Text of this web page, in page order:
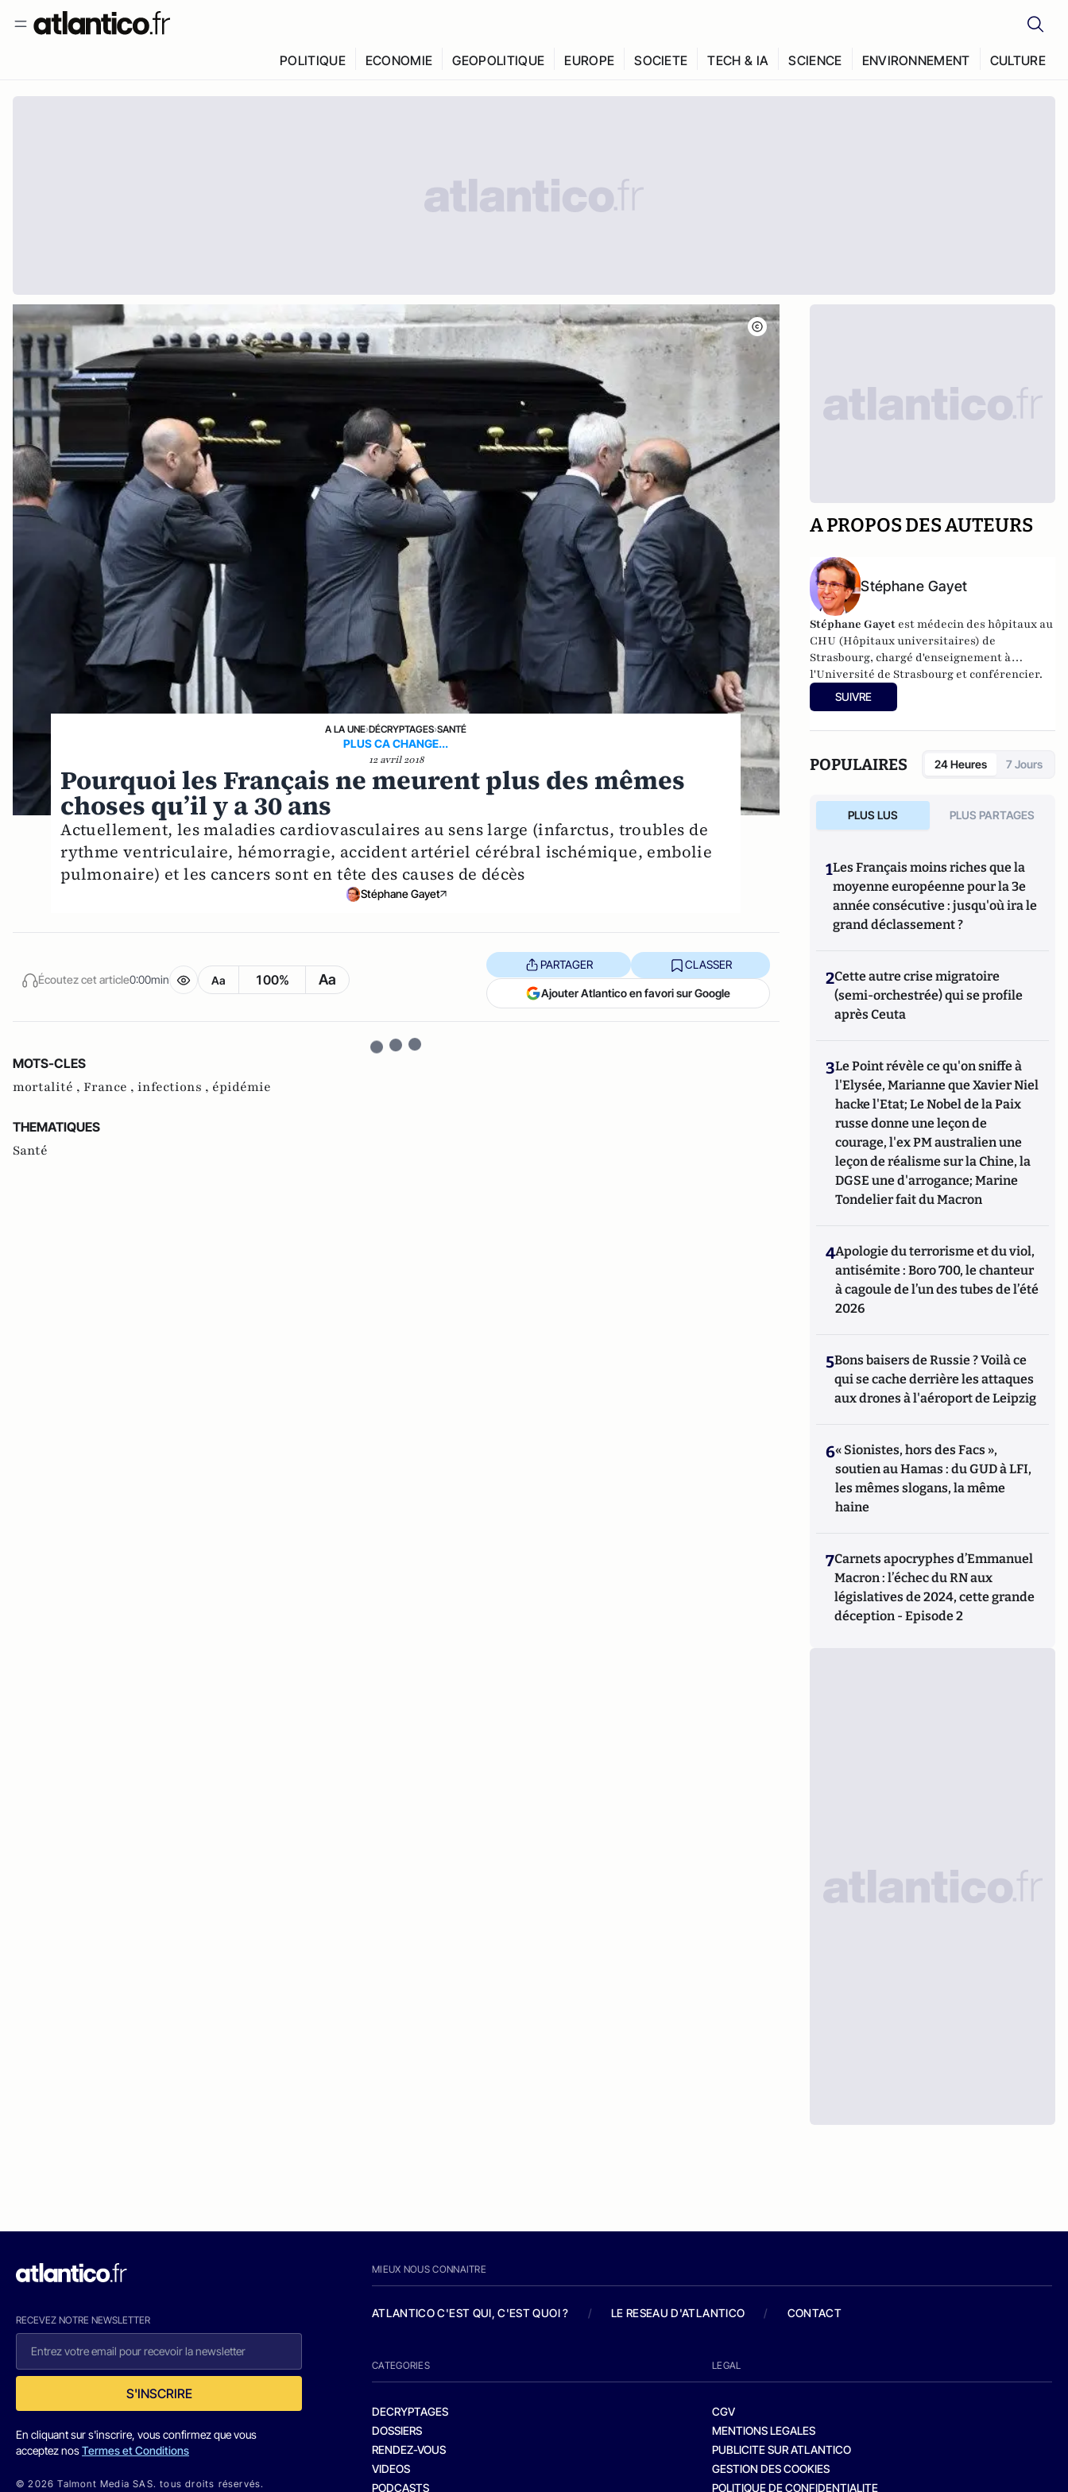
POLITIQUE ECONOMIE GEOPOLITIQUE EUROPE SOCIETE TECH & IA SCIENCE ENVIRONNEMENT CULTURE
A LA UNE›DÉCRYPTAGES›SANTÉ
PLUS CA CHANGE...
12 avril 2018
Pourquoi les Français ne meurent plus des mêmes
choses qu’il y a 30 ans
Actuellement, les maladies cardiovasculaires au sens large (infarctus, troubles de
rythme ventriculaire, hémorragie, accident artériel cérébral ischémique, embolie
pulmonaire) et les cancers sont en tête des causes de décès
Stéphane Gayet
Écoutez cet article0:00min Aa 100% Aa
PARTAGER CLASSER
Ajouter Atlantico en favori sur Google
MOTS-CLES
mortalité , France , infections , épidémie
THEMATIQUES
Santé
A PROPOS DES AUTEURS
Stéphane Gayet
Stéphane Gayet est médecin des hôpitaux au
CHU (Hôpitaux universitaires) de
Strasbourg, chargé d'enseignement à
l'Université de Strasbourg et conférencier.
SUIVRE
POPULAIRES 24 Heures 7 Jours
PLUS LUS PLUS PARTAGES
1Les Français moins riches que la
moyenne européenne pour la 3e
année consécutive : jusqu'où ira le
grand déclassement ?
2Cette autre crise migratoire
(semi-orchestrée) qui se profile
après Ceuta
3Le Point révèle ce qu'on sniffe à
l'Elysée, Marianne que Xavier Niel
hacke l'Etat; Le Nobel de la Paix
russe donne une leçon de
courage, l'ex PM australien une
leçon de réalisme sur la Chine, la
DGSE une d'arrogance; Marine
Tondelier fait du Macron
4Apologie du terrorisme et du viol,
antisémite : Boro 700, le chanteur
à cagoule de l’un des tubes de l’été
2026
5Bons baisers de Russie ? Voilà ce
qui se cache derrière les attaques
aux drones à l'aéroport de Leipzig
6« Sionistes, hors des Facs »,
soutien au Hamas : du GUD à LFI,
les mêmes slogans, la même
haine
7Carnets apocryphes d’Emmanuel
Macron : l’échec du RN aux
législatives de 2024, cette grande
déception - Episode 2
RECEVEZ NOTRE NEWSLETTER
S'INSCRIRE
En cliquant sur s'inscrire, vous confirmez que vous
acceptez nosTermes et Conditions
© 2026 Talmont Media SAS. tous droits réservés.
MIEUX NOUS CONNAITRE
ATLANTICO C'EST QUI, C'EST QUOI ? / LE RESEAU D'ATLANTICO / CONTACT
CATEGORIES
DECRYPTAGES
DOSSIERS
RENDEZ-VOUS
VIDEOS
PODCASTS
LEGAL
CGV
MENTIONS LEGALES
PUBLICITE SUR ATLANTICO
GESTION DES COOKIES
POLITIQUE DE CONFIDENTIALITE